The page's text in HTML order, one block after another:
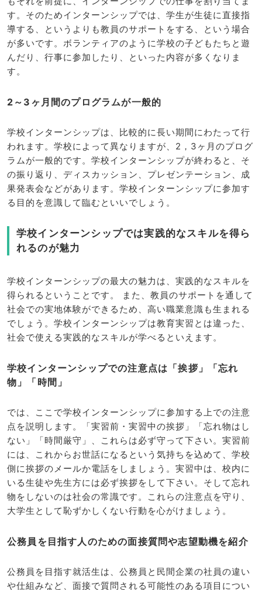
す。そのためインターンシップでは、学生が生徒に直接指
導する、というよりも教員のサポートをする、という場合
が多いです。ボランティアのように学校の子どもたちと遊
んだり、行事に参加したり、といった内容が多くなりま
す。
2～3ヶ月間のプログラムが一般的
学校インターンシップは、比較的に長い期間にわたって行
われます。学校によって異なりますが、2，3ヶ月のプログ
ラムが一般的です。学校インターンシップが終わると、そ
の振り返り、ディスカッション、プレゼンテーション、成
果発表会などがあります。学校インターンシップに参加す
る目的を意識して臨むといいでしょう。
学校インターンシップでは実践的なスキルを得ら
れるのが魅力
学校インターンシップの最大の魅力は、実践的なスキルを
得られるということです。 また、教員のサポートを通して
社会での実地体験ができるため、高い職業意識も生まれる
でしょう。学校インターンシップは教育実習とは違った、
社会で使える実践的なスキルが学べるといえます。
学校インターンシップでの注意点は「挨拶」「忘れ
物」「時間」
では、ここで学校インターンシップに参加する上での注意
点を説明します。「実習前・実習中の挨拶」「忘れ物はし
ない」「時間厳守」、これらは必ず守って下さい。実習前
には、これからお世話になるという気持ちを込めて、学校
側に挨拶のメールか電話をしましょう。実習中は、校内に
いる生徒や先生方には必ず挨拶をして下さい。そして忘れ
物をしないのは社会の常識です。これらの注意点を守り、
大学生として恥ずかしくない行動を心がけましょう。
公務員を目指す人のための面接質問や志望動機を紹介
公務員を目指す就活生は、公務員と民間企業の社員の違い
や仕組みなど、面接で質問される可能性のある項目につい